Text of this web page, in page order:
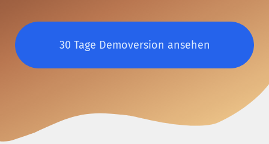
30 Tage Demoversion ansehen